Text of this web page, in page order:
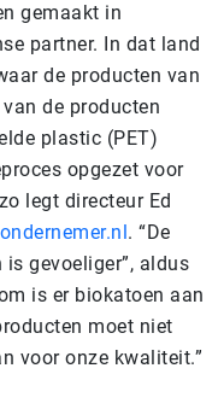
gemaakt in
partner. In dat land
de producten van
de producten
plastic (PET)
opgezet voor
legt directeur Ed
. “De
gevoeliger”, aldus
is er biokatoen aan
moet niet
voor onze kwaliteit.”